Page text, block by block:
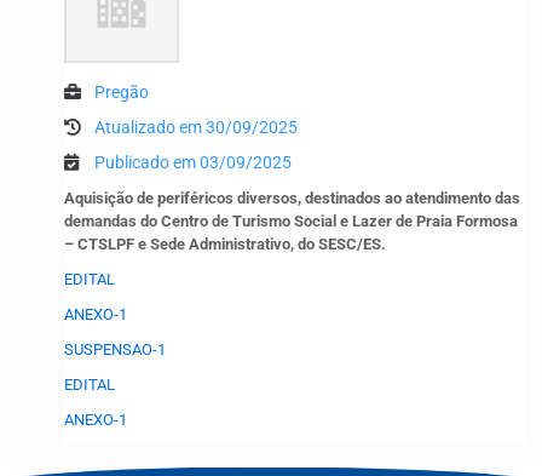
Pregão
Atualizado em 30/09/2025
Publicado em 03/09/2025
Aquisição de periféricos diversos, destinados ao atendimento das
demandas do Centro de Turismo Social e Lazer de Praia Formosa
– CTSLPF e Sede Administrativo, do SESC/ES.
EDITAL
ANEXO-1
SUSPENSAO-1
EDITAL
ANEXO-1